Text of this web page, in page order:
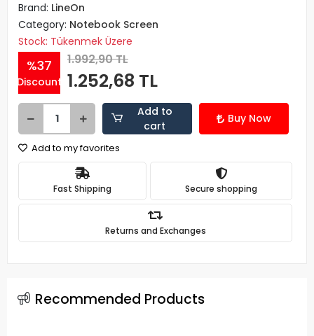
Brand: LineOn
Category: Notebook Screen
Stock: Tükenmek Üzere
%37
Discount
1.992,90 TL
1.252,68 TL
Add to
cart
Buy Now
Add to my favorites
Fast Shipping Secure shopping
Returns and Exchanges
Recommended Products